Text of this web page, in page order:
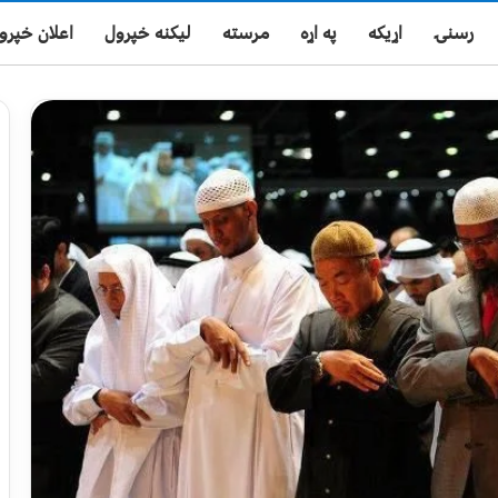
رسنۍ اړیکه په اړه مرسته لیکنه خپرول اعلان